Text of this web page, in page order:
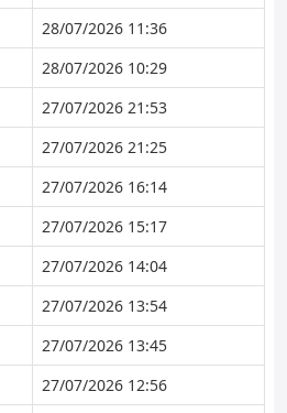
28/07/2026 11:36
28/07/2026 10:29
27/07/2026 21:53
27/07/2026 21:25
27/07/2026 16:14
27/07/2026 15:17
27/07/2026 14:04
27/07/2026 13:54
27/07/2026 13:45
27/07/2026 12:56